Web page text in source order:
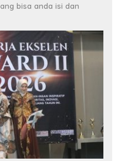
bisa anda isi dan